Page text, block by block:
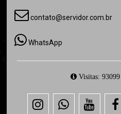
contato@servidor.com.br
WhatsApp
Visitas: 93099|